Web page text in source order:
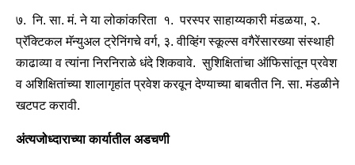
७. नि. सा. मं. ने या लोकांकरिता १. परस्पर साहाय्यकारी मंडळया, २.
प्रॅक्टिकल मॅन्युअल ट्रेनिंगचे वर्ग, ३. वीव्हिंग स्कूल्स वगैरेंसारख्या संस्थाही
काढाव्या व त्यांना निरनिराळे धंदे शिकवावे. सुशिक्षितांचा ऑफिसांतून प्रवेश
व अशिक्षितांच्या शालागृहांत प्रवेश करवून देण्याच्या बाबतीत नि. सा. मंडळीने
खटपट करावी.
अंत्यजोध्दाराच्या कार्यातील अडचणी